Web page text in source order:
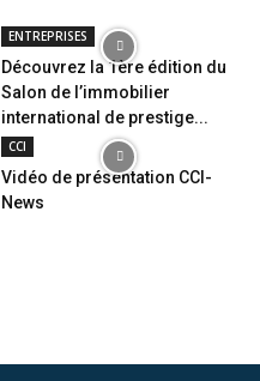
ENTREPRISES
Découvrez la 1ère édition du
Salon de l’immobilier
international de prestige...
CCI
Vidéo de présentation CCI-
News